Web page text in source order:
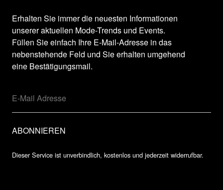
Erhalten Sie immer die neuesten Informationen
unserer aktuellen Mode-Trends und Events.
Füllen Sie einfach Ihre E-Mail-Adresse in das
nebenstehende Feld und Sie erhalten umgehend
eine Bestätigungsmail.
Dieser Service ist unverbindlich, kostenlos und jederzeit widerrufbar.